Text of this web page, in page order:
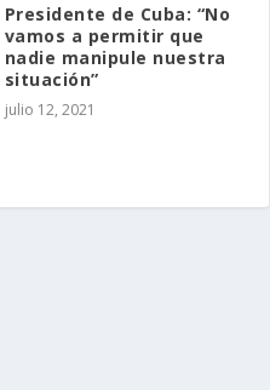
Presidente de Cuba: “No
vamos a permitir que
nadie manipule nuestra
situación”
julio 12, 2021